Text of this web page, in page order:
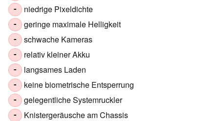
- niedrige Pixeldichte
- geringe maximale Helligkeit
- schwache Kameras
- relativ kleiner Akku
- langsames Laden
- keine biometrische Entsperrung
- gelegentliche Systemruckler
- Knistergeräusche am Chassis